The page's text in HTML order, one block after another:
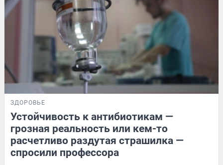
ЗДОРОВЬЕ
Устойчивость к антибиотикам —
грозная реальность или кем-то
расчетливо раздутая страшилка —
спросили профессора